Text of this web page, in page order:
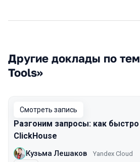
Другие доклады по
Tools»
Смотреть запись
Разгоним запросы: как быстро
ClickHouse
Кузьма Лешаков Yandex Cloud